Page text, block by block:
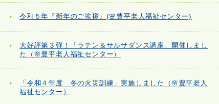
令和５年『新年のご挨拶』(🌸豊平老人福祉センター)
大好評第３弾！「ラテン＆サルサダンス講座」開催しまし
た（🌸豊平老人福祉センター）
「令和４年度 冬の火災訓練」実施しました（🌸豊平老人
福祉センター）